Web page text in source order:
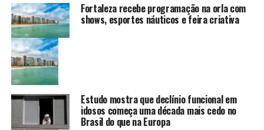
Fortaleza recebe programação na orla com
shows, esportes náuticos e feira criativa
Estudo mostra que declínio funcional em
idosos começa uma década mais cedo no
Brasil do que na Europa